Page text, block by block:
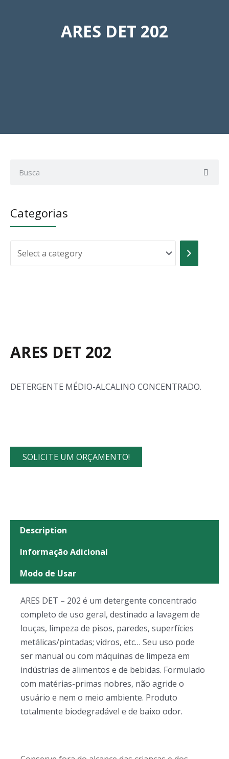
ARES DET 202
Categorias
ARES DET 202
DETERGENTE MÉDIO-ALCALINO CONCENTRADO.
SOLICITE UM ORÇAMENTO!
Description
Informação Adicional
Modo de Usar
ARES DET – 202 é um detergente concentrado
completo de uso geral, destinado a lavagem de
louças, limpeza de pisos, paredes, superfícies
metálicas/pintadas; vidros, etc… Seu uso pode
ser manual ou com máquinas de limpeza em
indústrias de alimentos e de bebidas. Formulado
com matérias-primas nobres, não agride o
usuário e nem o meio ambiente. Produto
totalmente biodegradável e de baixo odor.